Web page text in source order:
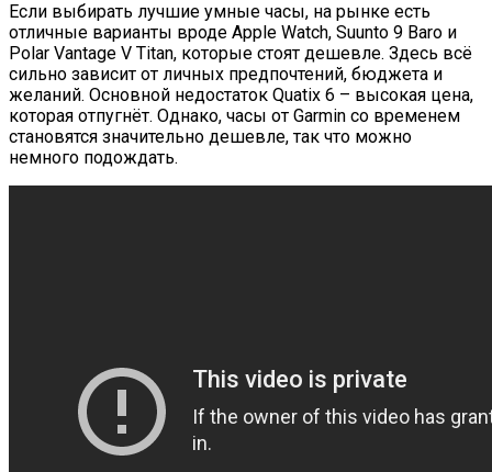
Если выбирать лучшие умные часы, на рынке есть
отличные варианты вроде Apple Watch, Suunto 9 Baro и
Polar Vantage V Titan, которые стоят дешевле. Здесь всё
сильно зависит от личных предпочтений, бюджета и
желаний. Основной недостаток Quatix 6 – высокая цена,
которая отпугнёт. Однако, часы от Garmin со временем
становятся значительно дешевле, так что можно
немного подождать.